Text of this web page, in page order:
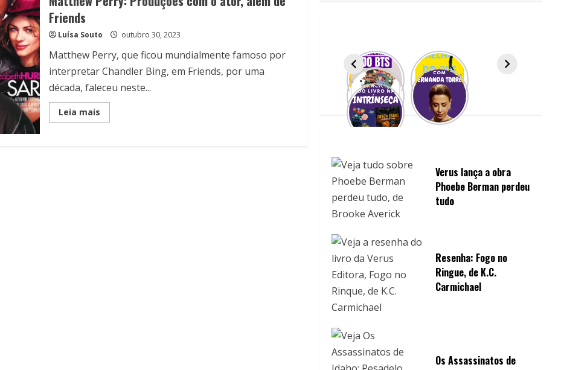
Friends
Luísa Souto outubro 30, 2023
Matthew Perry, que ficou mundialmente famoso por
interpretar Chandler Bing, em Friends, por uma
década, faleceu neste...
Leia maisRead
more
Verus lança a obra
Phoebe Berman perdeu
tudo
Resenha: Fogo no
Ringue, de K.C.
Carmichael
Os Assassinatos de